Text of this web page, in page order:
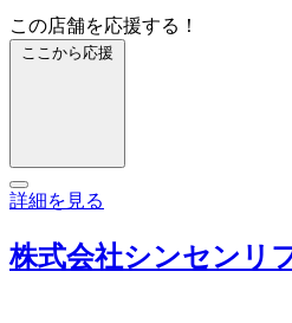
この店舗を応援する！
ここから応援
詳細を見る
株式会社シンセンリ